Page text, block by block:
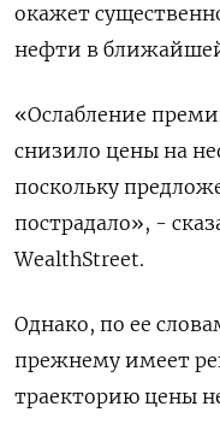
окажет
нефти в
«Ослабление
снизило цены на
поскольку
пострадало», -
WealthStreet.
Однако, по ее
прежнему имеет
траекторию цены